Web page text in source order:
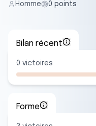
Homme 0 points
Bilan récent
0 victoires
Forme